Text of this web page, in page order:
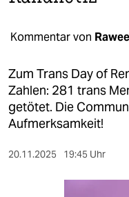
gesellschaft
sport
berlin
nord
wahrheit
Kommentar von
Zum Trans Day of
Zahlen: 281 trans
getötet. Die
Aufmerksamkeit!
20.11.2025 19:45 Uhr